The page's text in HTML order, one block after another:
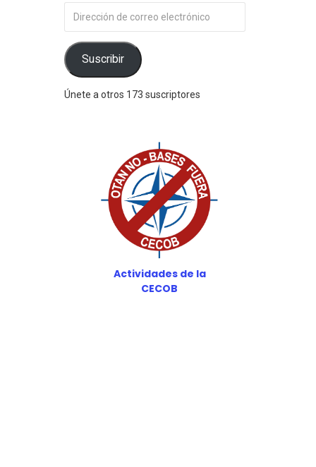
de
correo
electrónico
Suscribir
Únete a otros 173 suscriptores
Actividades de la
CECOB